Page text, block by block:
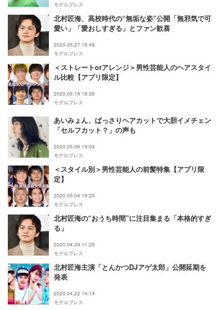
モデルプレス
北村匠海、高校時代の“無垢な姿”公開「無邪気で可
愛い」「愛おしすぎる」とファン歓喜
2020.05.27 16:48
モデルプレス
＜ストレートorアレンジ＞男性芸能人のヘアスタイ
ル比較【アプリ限定】
2020.05.19 18:26
モデルプレス
あいみょん、ばっさりヘアカットで大胆イメチェン
「セルフカット？」の声も
2020.05.06 19:04
モデルプレス
＜スタイル別＞男性芸能人の前髪特集【アプリ限
定】
2020.05.04 19:25
モデルプレス
北村匠海の“おうち時間”に注目集まる「本格的すぎ
る」
2020.04.29 11:25
モデルプレス
北村匠海主演「とんかつDJアゲ太郎」公開延期を
発表
2020.04.22 14:14
モデルプレス